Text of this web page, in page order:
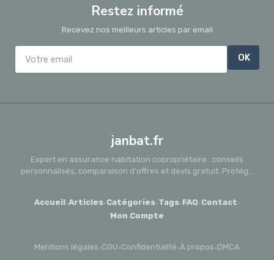
Restez informé
Recevez nos meilleurs articles par email
OK
janbat.fr
Expert en assurance habitation copropriétaire : conseils
personnalisés, comparaison d'offres et devis gratuit. Protég...
Accueil·Articles·Catégories·Tags·FAQ·Contact·
Mon Compte
Mentions légales·CGU·Confidentialité·À propos·DMCA